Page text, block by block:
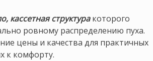
кассетная структуракоторого
ровному распределению пуха.
цены и качества для практичных
к комфорту.